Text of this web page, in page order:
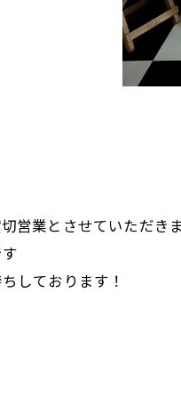
営業とさせていただき
しております！